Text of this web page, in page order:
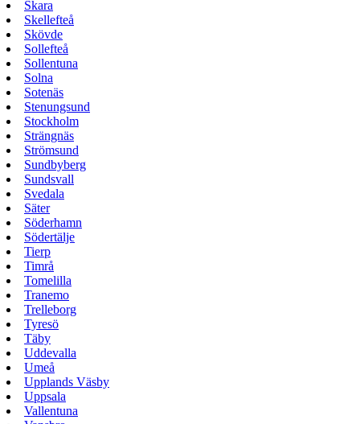
Skara
Skellefteå
Skövde
Sollefteå
Sollentuna
Solna
Sotenäs
Stenungsund
Stockholm
Strängnäs
Strömsund
Sundbyberg
Sundsvall
Svedala
Säter
Söderhamn
Södertälje
Tierp
Timrå
Tomelilla
Tranemo
Trelleborg
Tyresö
Täby
Uddevalla
Umeå
Upplands Väsby
Uppsala
Vallentuna